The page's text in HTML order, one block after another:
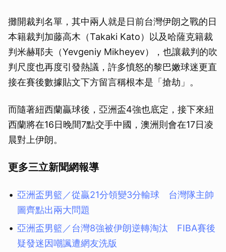
攤開裁判名單，其中兩人就是日前台灣伊朗之戰的日
本籍裁判加藤高木（Takaki Kato）以及哈薩克籍裁
判米赫耶夫（Yevgeniy Mikheyev），也讓裁判的吹
判尺度也再度引發熱議，許多憤怒的黎巴嫩球迷更直
接在賽後數據貼文下方留言稱根本是「搶劫」。
而隨著紐西蘭贏球後，亞洲盃4強也底定，接下來紐
西蘭將在16日晚間7點交手中國，澳洲則會在17日凌
晨對上伊朗。
更多三立新聞網報導
亞洲盃男籃／從贏21分領變3分輸球 台灣隊主帥
圖齊點出兩大問題
亞洲盃男籃／台灣8強被伊朗逆轉淘汰 FIBA賽後
疑發迷因嘲諷遭網友洗版